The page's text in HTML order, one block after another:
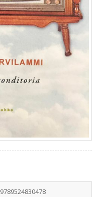
9789524830478